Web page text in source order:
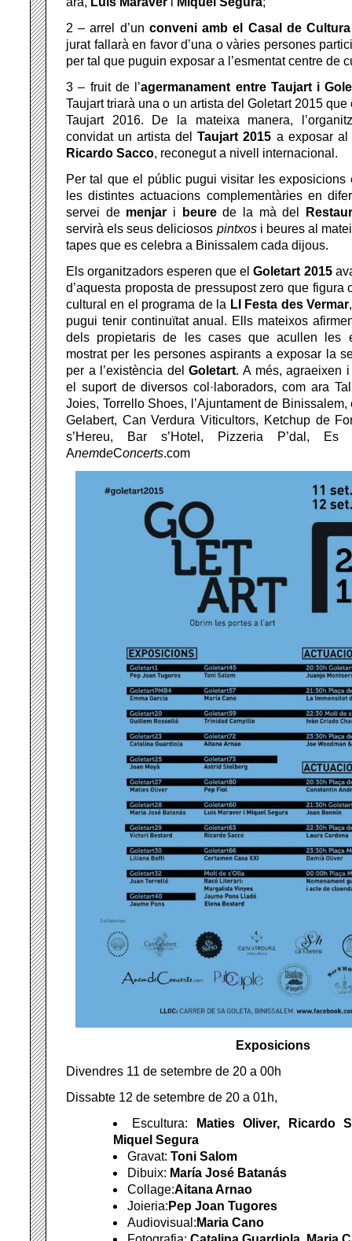
2 – arrel d’un conveni amb el Casal de
jurat fallarà en favor d’una o vàries persones
per tal que puguin exposar a l’esmentat centre de
3 – fruit de l’agermanament entre Taujart i
Taujart triarà una o un artista del Goletart 2015
Taujart 2016. De la mateixa manera,
convidat un artista delTaujart 2015 a exposar al
Ricardo Sacco, reconegut a nivell internacional.
Per tal que el públic pugui visitar les exposicions
les distintes actuacions complementàries en
servei de menjar i beurede la mà del
servirà els seus deliciosos pintxosi beures al
tapes que es celebra a Binissalem cada dijous.
Els organitzadors esperen que elGoletart 2015
d’aquesta proposta de pressupost zero que figura
cultural en el programa de la LI Festa des Vermar
pugui tenir continuïtat anual. Ells mateixos
dels propietaris de les cases que acullen les
mostrat per les persones aspirants a exposar la
per a l’existència delGoletart. A més, agraeixen
el suport de diversos col·laboradors, com ara
Joies, Torrello Shoes, l’Ajuntament de
Gelabert, Can Verdura Viticultors, Ketchup de
s’Hereu, Bar s’Hotel, Pizzeria P’dal,
AnemdeConcerts.com
Exposicions
Divendres 11 de setembre de 20 a 00h
Dissabte 12 de setembre de 20 a 01h,
Escultura:
Maties Oliver, Ricardo
Miquel Segura
Gravat: Toni Salom
Dibuix: María José Batanás
Collage:Aitana Arnao
Joieria: Pep Joan Tugores
Audiovisual: Maria Cano